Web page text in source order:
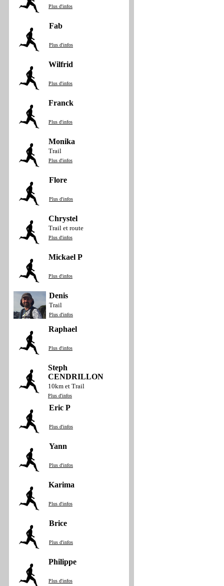
Plus d'infos
Fab
Plus d'infos
Wilfrid
Plus d'infos
Franck
Plus d'infos
Monika
Trail
Plus d'infos
Flore
Plus d'infos
Chrystel
Trail et route
Plus d'infos
Mickael P
Plus d'infos
Denis
Trail
Plus d'infos
Raphael
Plus d'infos
Steph
CENDRILLON
10km et Trail
Plus d'infos
Eric P
Plus d'infos
Yann
Plus d'infos
Karima
Plus d'infos
Brice
Plus d'infos
Philippe
Plus d'infos